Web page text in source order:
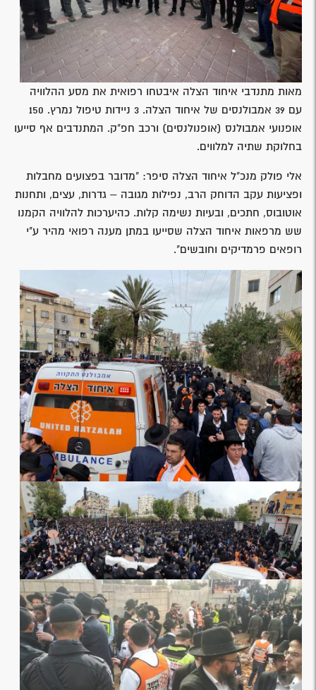
מאות מתנדבי איחוד הצלה איבטחו רפואית את מסע ההלוויה
עם 39 אמבולנסים של איחוד הצלה. 3 ניידות טיפול נמרץ. 150
אופנועי אמבולנס (אופנולנסים) ורכב חפ"ק. המתנדבים אף סייעו
בחלוקת שתיה למלווים.
אלי פולק מנכ"ל איחוד הצלה סיפר: "מדובר בפצועים מחבלות
ופציעות עקב הדוחק הרב, נפילות מגובה – גדרות, עצים, ותחנות
אוטובוס, חתכים, ובעיות נשימה קלות. כהיערכות להלוויה הקמנו
שש מרפאות איחוד הצלה שסייעו במתן מענה רפואי מהיר ע"י
רופאים פרמדיקים וחובשים".